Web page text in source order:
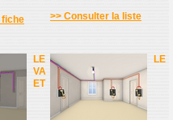
fiche >> Consulter la liste
LE
VA
ET
LE